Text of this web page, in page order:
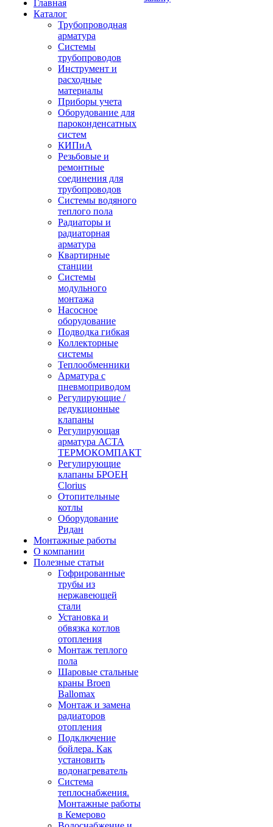
Главная
Каталог
Трубопроводная
арматура
Системы
трубопроводов
Инструмент и
расходные
материалы
Приборы учета
Оборудование для
пароконденсатных
систем
КИПиА
Резьбовые и
ремонтные
соединения для
трубопроводов
Системы водяного
теплого пола
Радиаторы и
радиаторная
арматура
Квартирные
станции
Системы
модульного
монтажа
Насосное
оборудование
Подводка гибкая
Коллекторные
системы
Теплообменники
Арматура с
пневмоприводом
Регулирующие /
редукционные
клапаны
Регулирующая
арматура АСТА
ТЕРМОКОМПАКТ
Регулирующие
клапаны БРОЕН
Clorius
Отопительные
котлы
Оборудование
Ридан
Монтажные работы
О компании
Полезные статьи
Гофрированные
трубы из
нержавеющей
стали
Установка и
обвязка котлов
отопления
Монтаж теплого
пола
Шаровые стальные
краны Broen
Ballomax
Монтаж и замена
радиаторов
отопления
Подключение
бойлера. Как
установить
водонагреватель
Система
теплоснабжения.
Монтажные работы
в Кемерово